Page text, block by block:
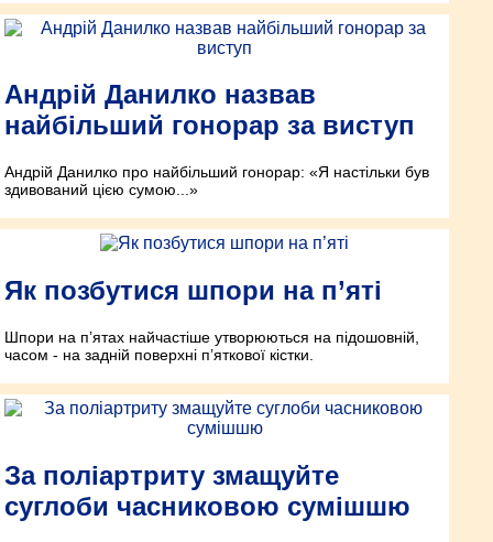
Андрій Данилко назвав
найбільший гонорар за виступ
Андрій Данилко про найбільший гонорар: «Я настільки був
здивований цією сумою...»
Як позбутися шпори на п’яті
Шпори на п’ятах найчастіше утворюються на підошовній,
часом - на задній поверхні п’яткової кістки.
За поліартриту змащуйте
суглоби часниковою сумішшю